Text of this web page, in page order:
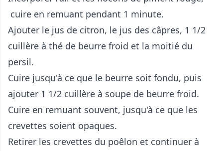
cuire en remuant pendant 1 minute.
Ajouter le jus de citron, le jus des câpres, 1 1/2
cuillère à thé de beurre froid et la moitié du
persil.
Cuire jusqu'à ce que le beurre soit fondu, puis
ajouter 1 1/2 cuillère à soupe de beurre froid.
Cuire en remuant souvent, jusqu'à ce que les
crevettes soient opaques.
Retirer les crevettes du poêlon et continuer à